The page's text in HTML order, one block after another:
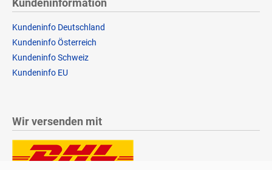
Kundeninfo Deutschland
Kundeninfo Österreich
Kundeninfo Schweiz
Kundeninfo EU
Wir versenden mit